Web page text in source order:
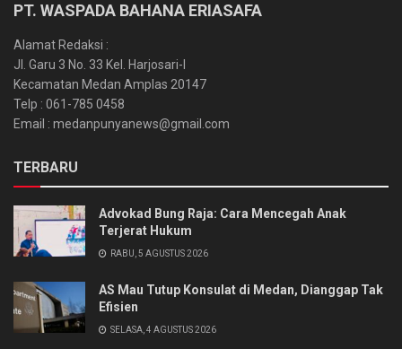
PT. WASPADA BAHANA ERIASAFA
Alamat Redaksi :
Jl. Garu 3 No. 33 Kel. Harjosari-I
Kecamatan Medan Amplas 20147
Telp : 061-785 0458
Email : medanpunyanews@gmail.com
TERBARU
Advokad Bung Raja: Cara Mencegah Anak
Terjerat Hukum
RABU, 5 AGUSTUS 2026
AS Mau Tutup Konsulat di Medan, Dianggap Tak
Efisien
SELASA, 4 AGUSTUS 2026